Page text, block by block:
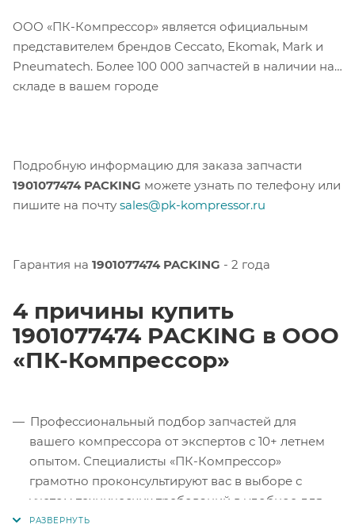
ООО «ПК-Компрессор» является официальным
представителем брендов Ceccato, Ekomak, Mark и
Pneumatech. Более 100 000 запчастей в наличии на
складе в вашем городе
Подробную информацию для заказа запчасти
1901077474 PACKING можете узнать по телефону или
пишите на почту sales@pk-kompressor.ru
Гарантия на 1901077474 PACKING - 2 года
4 причины купить
1901077474 PACKING в ООО
«ПК-Компрессор»
Профессиональный подбор запчастей для
вашего компрессора от экспертов с 10+ летнем
опытом. Специалисты «ПК-Компрессор»
грамотно проконсультируют вас в выборе с
учетом технических требований в удобное для
вас время.